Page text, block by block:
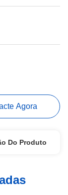
Agora
Do Produto